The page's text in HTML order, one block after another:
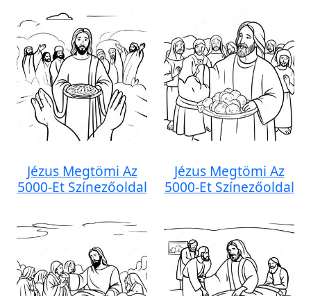
Jézus Megtömi Az
5000-Et Színezőoldal
Jézus Megtömi Az
5000-Et Színezőoldal